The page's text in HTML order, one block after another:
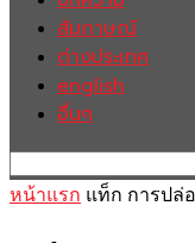
สัมภาษณ์
ต่างประเทศ
english
อื่นๆ
หน้าแรก แท็ก การปล่